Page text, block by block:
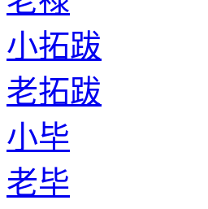
小拓跋
老拓跋
小毕
老毕